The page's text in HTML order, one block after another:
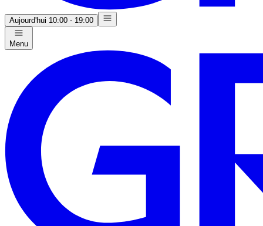
Aujourd'hui 10:00 - 19:00
Menu